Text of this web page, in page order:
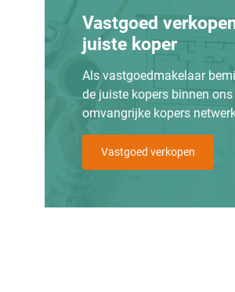
Vastgoed
juiste koper
Als vastgoedmakelaar
de juiste kopers binnen ons
omvangrijke kopers
Vastgoed verkopen